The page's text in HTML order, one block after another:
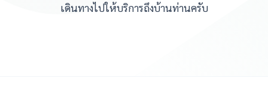
เดินทางไปให้บริการถึงบ้านท่านครับ